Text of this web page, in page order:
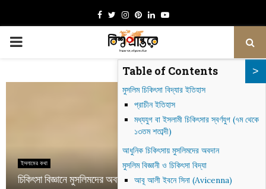
Facebook
TwitterInstagram
Pinterest
LinkedinYoutube
PRIMARY
ইসলামের কথা
চিকিৎসা বিজ্ঞানে মুসলিমদের অবদান- সার্জারি থেকে মৃতদেহ সংরক্ষণ
Table of Contents
মুসলিম চিকিৎসা বিদ্যার ইতিহাস
প্রাচীন ইতিহাস
মধ্যযুগ বা ইসলামী চিকিৎসার স্বর্ণযুগ (৭ম থেকে
১৩তম শতাব্দী)
আধুনিক চিকিৎসায় মুসলিমদের অবদান
মুসলিম বিজ্ঞানী ও চিকিৎসা বিদ্যা
আবূ আলী ইবনে সিনা (Avicenna)